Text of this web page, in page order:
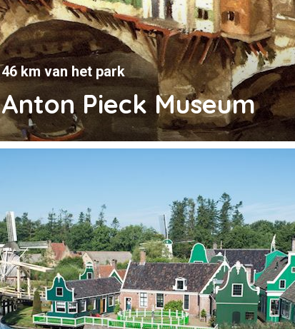
Anton Pieck Museum
46 km van het park